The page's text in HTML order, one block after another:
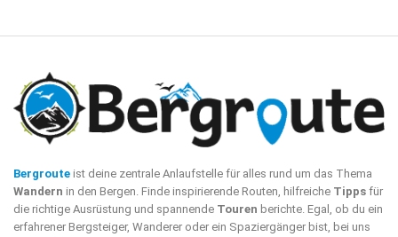
Bergroute ist deine zentrale Anlaufstelle für alles rund um das Thema
Wandern in den Bergen. Finde inspirierende Routen, hilfreiche Tipps für
die richtige Ausrüstung und spannende Touren berichte. Egal, ob du ein
erfahrener Bergsteiger, Wanderer oder ein Spaziergänger bist, bei uns